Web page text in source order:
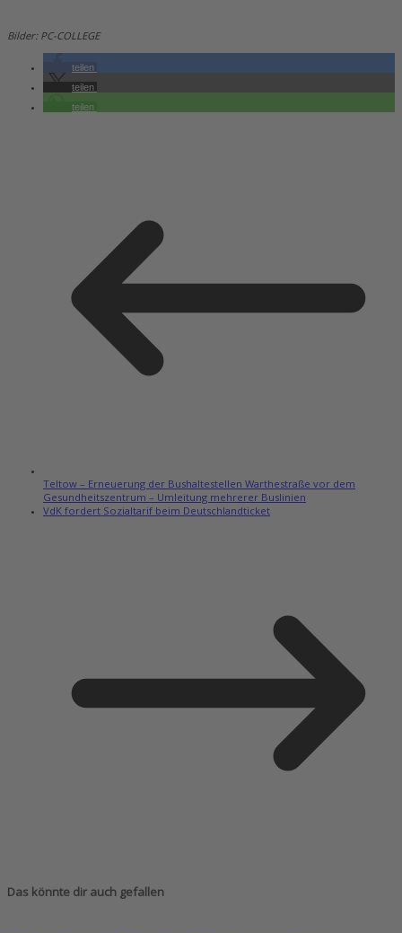
Bilder: PC-COLLEGE
teilen
teilen
teilen
Teltow – Erneuerung der Bushaltestellen Warthestraße vor dem
Gesundheitszentrum – Umleitung mehrerer Buslinien
VdK fordert Sozialtarif beim Deutschlandticket
Das könnte dir auch gefallen